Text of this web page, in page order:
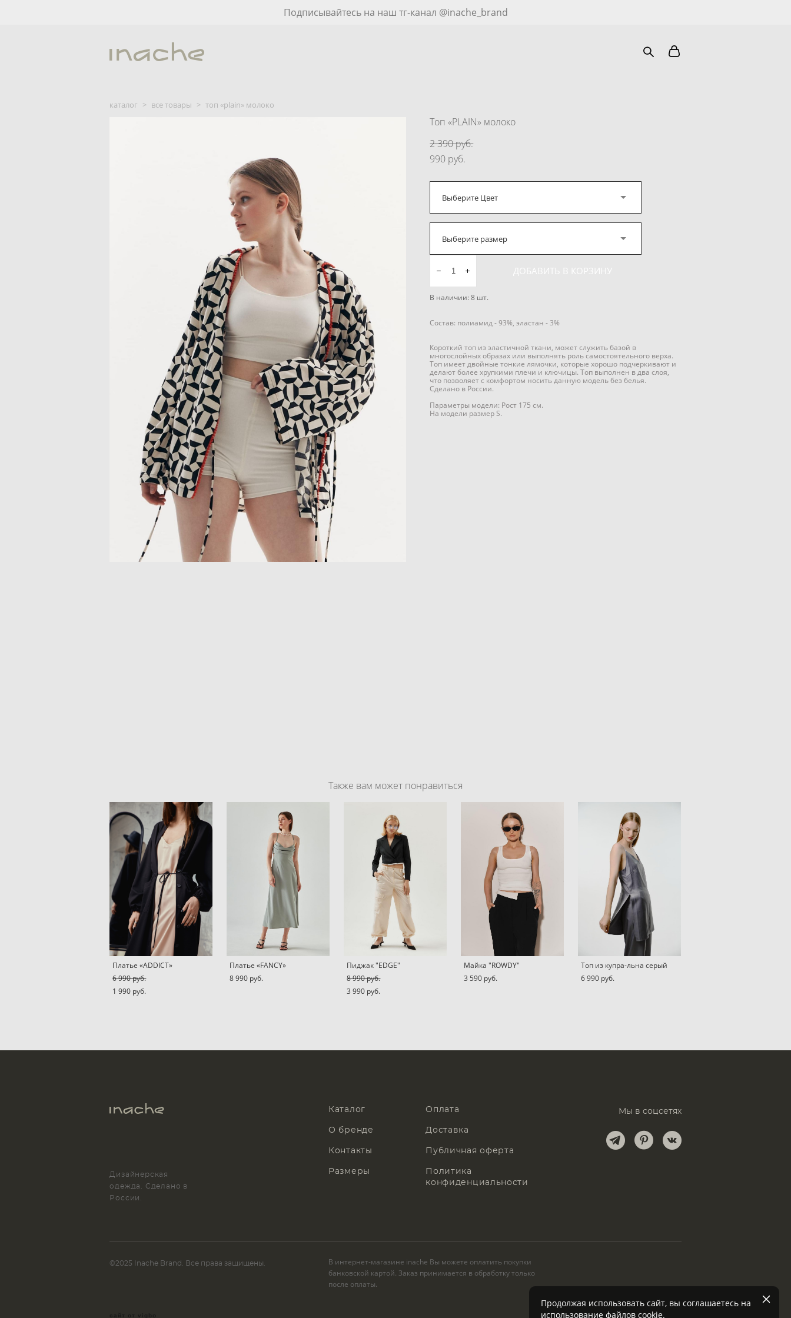
Подписывайтесь на наш тг-канал @inache_brand
каталог > все товары > топ «plain» молоко
Топ «PLAIN» молоко
2 390 pуб.
990 pуб.
Выберите Цвет
Выберите размер
В наличии:8 шт.
ДОБАВИТЬ В КОРЗИНУ
Состав: полиамид - 93%, эластан - 3%
Короткий топ из эластичной ткани, может служить базой в
многослойных образах или выполнять роль самостоятельного верха.
Топ имеет двойные тонкие лямочки, которые хорошо подчеркивают и
делают более хрупкими плечи и ключицы. Топ выполнен в два слоя,
что позволяет с комфортом носить данную модель без белья.
Сделано в России.
Параметры модели: Рост 175 см.
На модели размер S.
Также вам может понравиться
Платье «ADDICT»
6 990 pуб.
1 990 pуб.
Платье «FANCY»
8 990 pуб.
Пиджак "EDGE"
8 990 pуб.
3 990 pуб.
Майка "ROWDY"
3 590 pуб.
Топ из купра-льна серый
6 990 pуб.
Дизайнерская
одежда. Сделано в
России.
Каталог
О бренде
Контакты
Размеры
Оплата
Доставка
Публичная оферта
Политика
конфиденциальности
Мы в соцсетях
©2025 Inache Brand. Все права защищены.
В интернет-магазине inache Вы можете оплатить покупки
банковской картой. Заказ принимается в обработку только
после оплаты.
Продолжая использовать сайт, вы соглашаетесь на
использование файлов cookie.